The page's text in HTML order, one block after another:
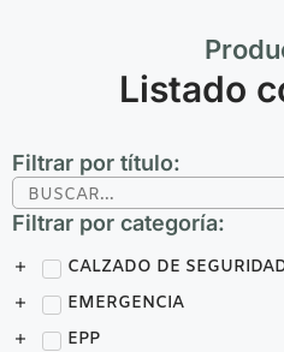
Listado
Filtrar por título:
Filtrar por categoría:
CALZADO DE
EMERGENCIA
EPP